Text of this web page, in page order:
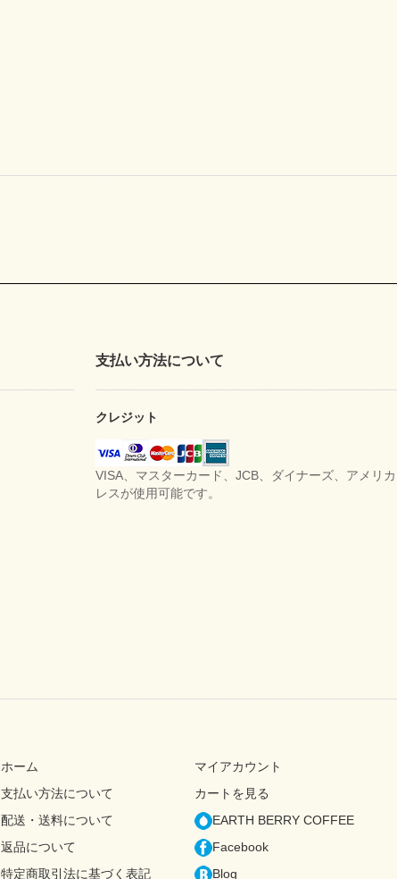
支払い方法について
クレジット
VISA、マスターカード、JCB、ダイナーズ、アメリ
レスが使用可能です。
ホーム
支払い方法について
配送・送料について
返品について
特定商取引法に基づく表記
マイアカウント
カートを見る
EARTH BERRY COFFEE
Facebook
Blog